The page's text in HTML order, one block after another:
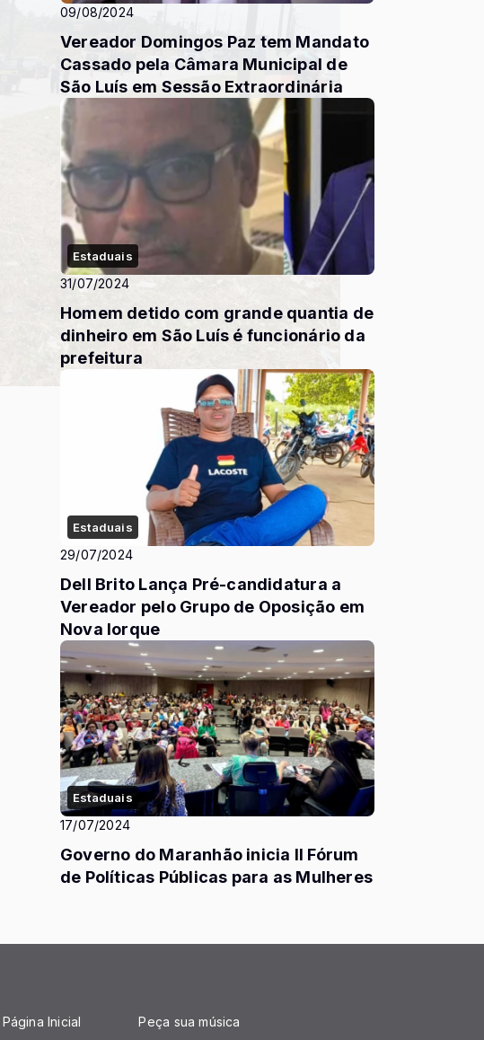
09/08/2024
Vereador Domingos Paz tem Mandato
Cassado pela Câmara Municipal de
São Luís em Sessão Extraordinária
Estaduais
31/07/2024
Homem detido com grande quantia de
dinheiro em São Luís é funcionário da
prefeitura
Estaduais
29/07/2024
Dell Brito Lança Pré-candidatura a
Vereador pelo Grupo de Oposição em
Nova Iorque
Estaduais
17/07/2024
Governo do Maranhão inicia II Fórum
de Políticas Públicas para as Mulheres
Página Inicial Peça sua música